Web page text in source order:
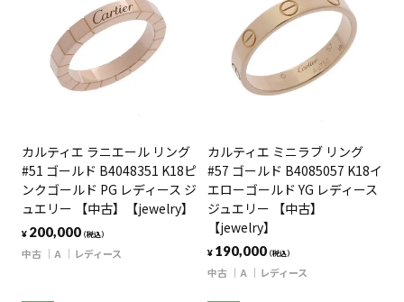
カルティエ ラニエール リング
#51 ゴールド B4048351 K18ピ
ンクゴールド PG レディース ジ
ュエリー 【中古】【jewelry】
¥ 200,000（税込）
中古 A レディース
カルティエ ミニラブ リング
#57 ゴールド B4085057 K18イ
エローゴールド YG レディース
ジュエリー 【中古】
【jewelry】
¥ 190,000（税込）
中古 A レディース